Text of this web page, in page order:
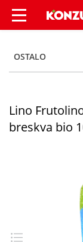
OSTALO
Lino
breskva bio